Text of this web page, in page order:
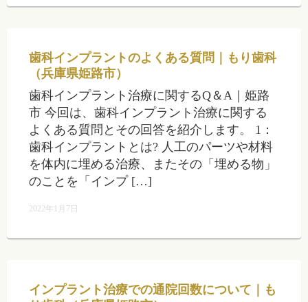
歯科インプラントのよくある質問｜もり歯科
（兵庫県姫路市）
歯科インプラント治療に関するQ＆A｜姫路
市 今回は、歯科インプラント治療に関する
よくある質問とその回答を紹介します。 1：
歯科インプラントとは? 人工のパーツや材料
を体内に埋める治療、またその「埋める物」
のことを「インプ […]
2022年1月7日
インプラント治療での通院回数について｜も